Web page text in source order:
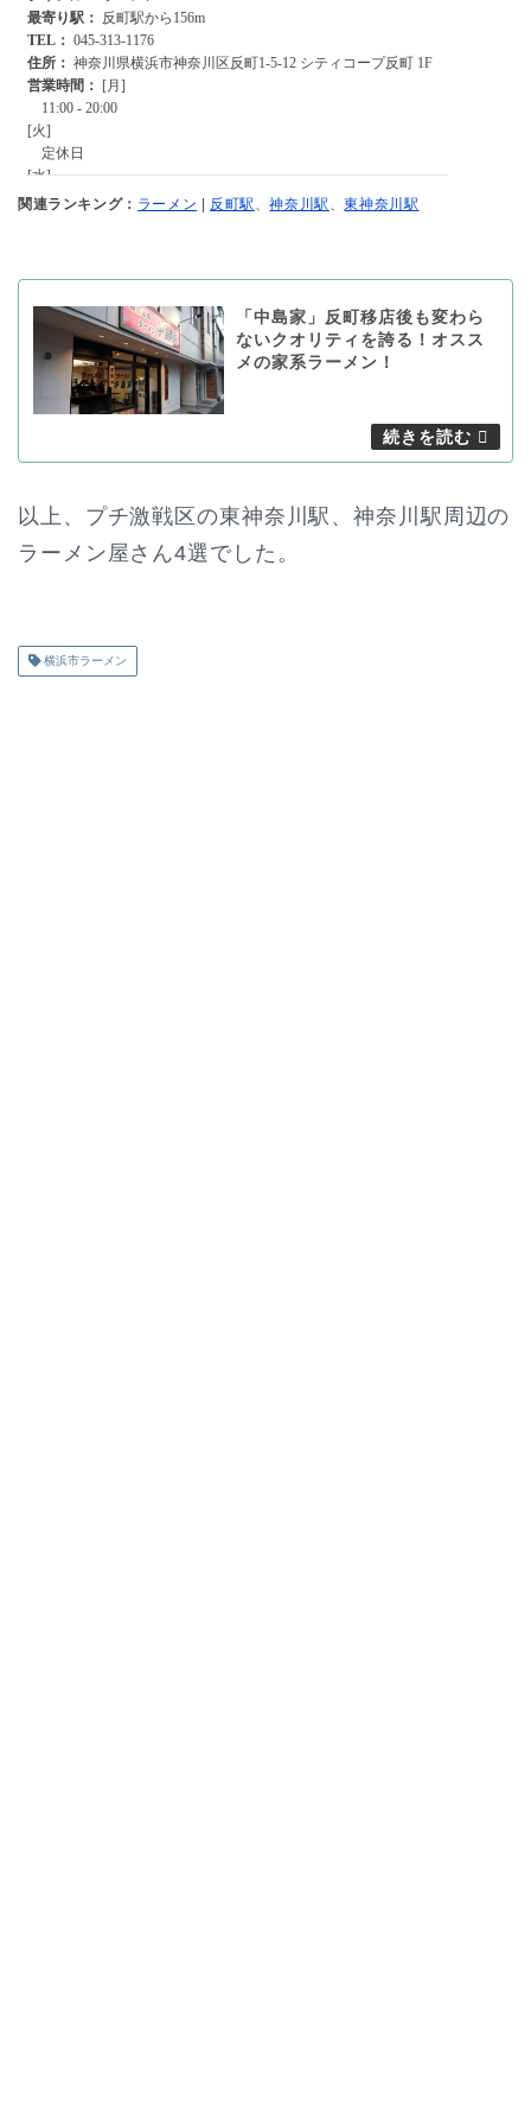
関連ランキング： ラーメン 反町駅 、神奈川駅 、東神奈川駅
「中島家」反町移店後も変わら
ないクオリティを誇る！オスス
メの家系ラーメン！
以上、プチ激戦区の東神奈川駅、神奈川駅周辺の
ラーメン屋さん4選でした。
横浜市ラーメン